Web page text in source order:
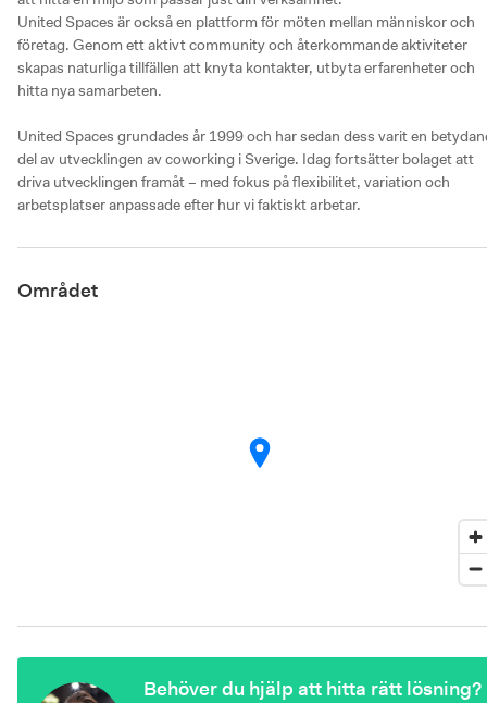
United Spaces är också en plattform för möten mellan människor och
företag. Genom ett aktivt community och återkommande aktiviteter
skapas naturliga tillfällen att knyta kontakter, utbyta erfarenheter och
hitta nya samarbeten.
United Spaces grundades år 1999 och har sedan dess varit en
del av utvecklingen av coworking i Sverige. Idag fortsätter bolaget att
driva utvecklingen framåt – med fokus på flexibilitet, variation och
arbetsplatser anpassade efter hur vi faktiskt arbetar.
Området
Behöver du hjälp att hitta rätt lösning?